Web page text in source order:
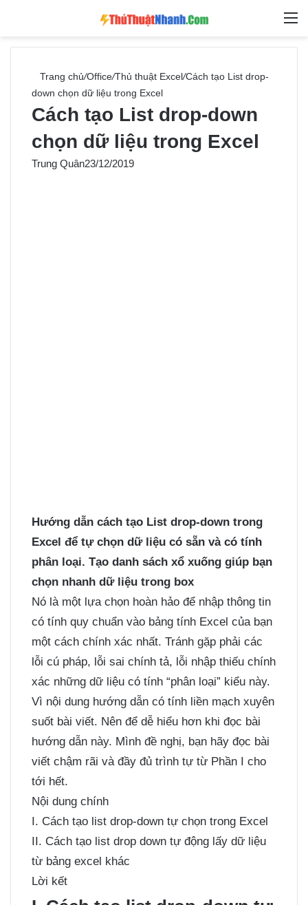
Tìm
Trang chủ/Office/Thủ thuật Excel/Cách tạo List drop-
down chọn dữ liệu trong Excel
Cách tạo List drop-down
chọn dữ liệu trong Excel
Trung Quân23/12/2019
Hướng dẫn cách tạo List drop-down trong
Excel để tự chọn dữ liệu có sẵn và có tính
phân loại. Tạo danh sách xổ xuống giúp bạn
chọn nhanh dữ liệu trong box
Nó là một lựa chọn hoàn hảo để nhập thông tin
có tính quy chuẩn vào bảng tính Excel của bạn
một cách chính xác nhất. Tránh gặp phải các
lỗi cú pháp, lỗi sai chính tả, lỗi nhập thiếu chính
xác những dữ liệu có tính “phân loại” kiểu này.
Vì nội dung hướng dẫn có tính liền mạch xuyên
suốt bài viết. Nên để dễ hiểu hơn khi đọc bài
hướng dẫn này. Mình đề nghị, bạn hãy đọc bài
viết chậm rãi và đầy đủ trình tự từ Phần I cho
tới hết.
Nội dung chính
I. Cách tạo list drop-down tự chọn trong Excel
II. Cách tạo list drop down tự động lấy dữ liệu
từ bảng excel khác
Lời kết